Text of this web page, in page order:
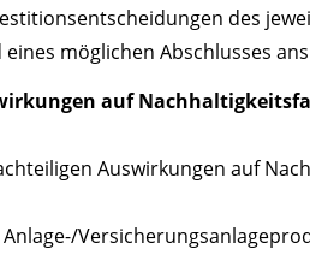
des
möglichen Abschlusses
auf
Auswirkungen auf